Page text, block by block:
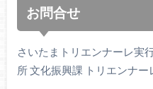
お問合せ
さいたまトリエンナーレ実
所 文化振興課 トリエンナー